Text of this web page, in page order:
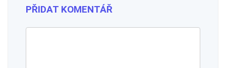
PŘIDAT KOMENTÁŘ